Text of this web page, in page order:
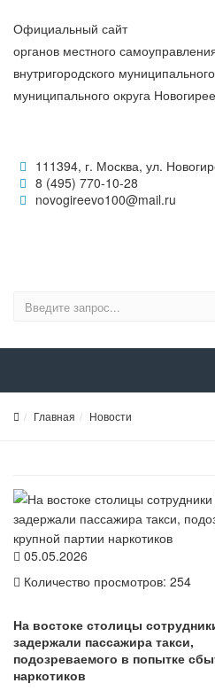
Официальный сайт
органов местного
внутригородского
муниципального округа
111394, г. Москва, ул.
8 (495) 770-10-28
novogireevo100@mail.ru
Главная Новости
05.05.2026
Количество просмотров: 254
На востоке столицы
задержали пассажира такси,
подозреваемого в попытке
наркотиков